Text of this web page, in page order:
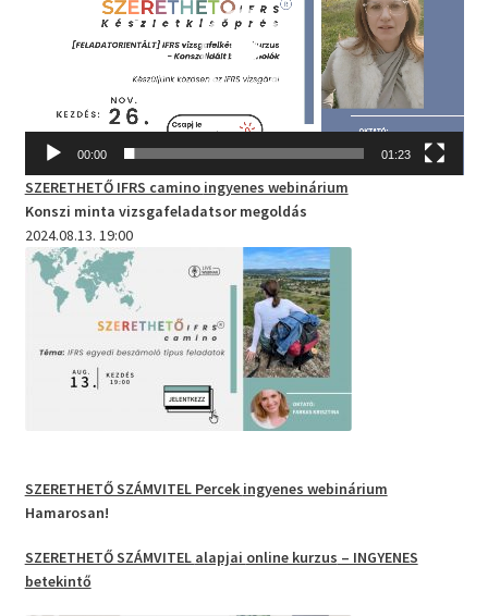
00:00 01:23
SZERETHETŐ IFRS camino ingyenes webinárium
Konszi minta vizsgafeladatsor megoldás
2024.08.13. 19:00
SZERETHETŐ SZÁMVITEL Percek ingyenes webinárium
Hamarosan!
SZERETHETŐ SZÁMVITEL alapjai online kurzus – INGYENES
betekintő